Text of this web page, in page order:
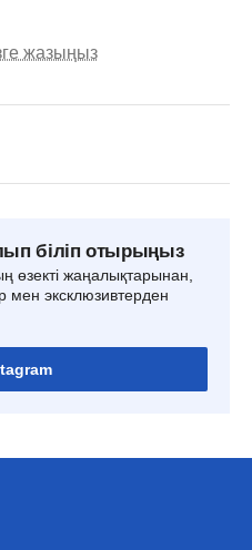
жазыңыз
біліп отырыңыз
өзекті жаңалықтарынан,
мен эксклюзивтерден